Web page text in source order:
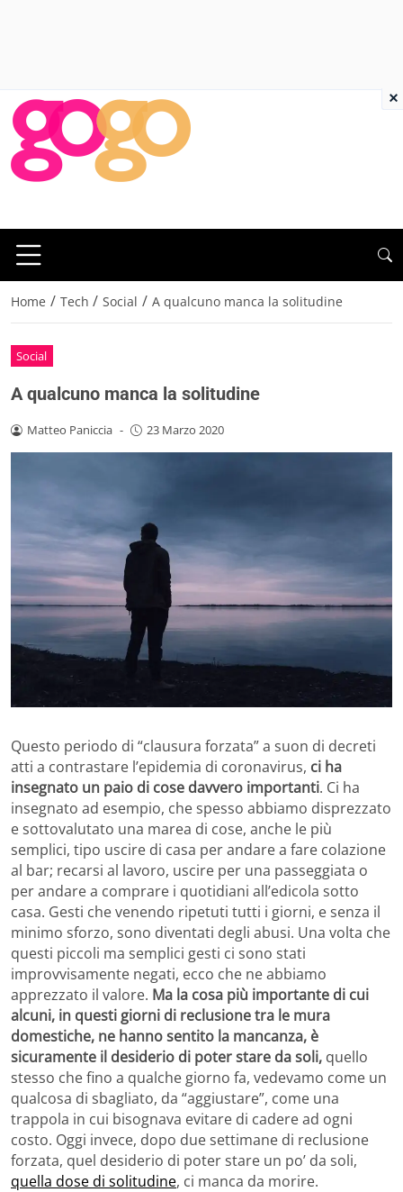
Home / Tech / Social / A qualcuno manca la solitudine
Social
A qualcuno manca la solitudine
Matteo Paniccia - 23 Marzo 2020
Questo periodo di “clausura forzata” a suon di decreti
atti a contrastare l’epidemia di coronavirus, ci ha
insegnato un paio di cose davvero importanti. Ci ha
insegnato ad esempio, che spesso abbiamo disprezzato
e sottovalutato una marea di cose, anche le più
semplici, tipo uscire di casa per andare a fare colazione
al bar; recarsi al lavoro, uscire per una passeggiata o
per andare a comprare i quotidiani all’edicola sotto
casa. Gesti che venendo ripetuti tutti i giorni, e senza il
minimo sforzo, sono diventati degli abusi. Una volta che
questi piccoli ma semplici gesti ci sono stati
improvvisamente negati, ecco che ne abbiamo
apprezzato il valore. Ma la cosa più importante di cui
alcuni, in questi giorni di reclusione tra le mura
domestiche, ne hanno sentito la mancanza, è
sicuramente il desiderio di poter stare da soli, quello
stesso che fino a qualche giorno fa, vedevamo come un
qualcosa di sbagliato, da “aggiustare”, come una
trappola in cui bisognava evitare di cadere ad ogni
costo. Oggi invece, dopo due settimane di reclusione
forzata, quel desiderio di poter stare un po’ da soli,
quella dose di solitudine, ci manca da morire.
×